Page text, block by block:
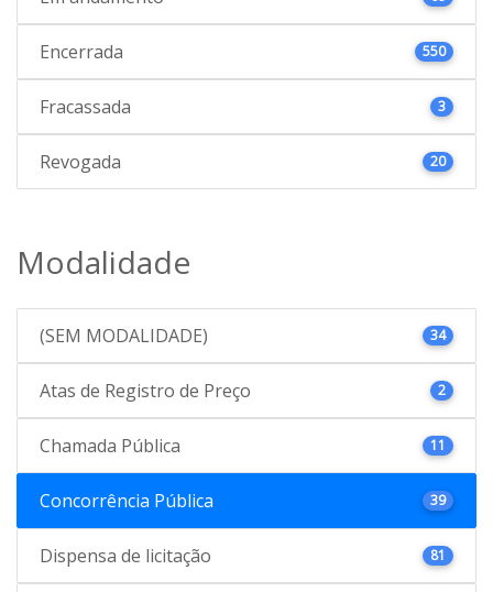
Encerrada 550
Fracassada 3
Revogada 20
Modalidade
(SEM MODALIDADE) 34
Atas de Registro de Preço 2
Chamada Pública 11
Concorrência Pública 39
Dispensa de licitação 81